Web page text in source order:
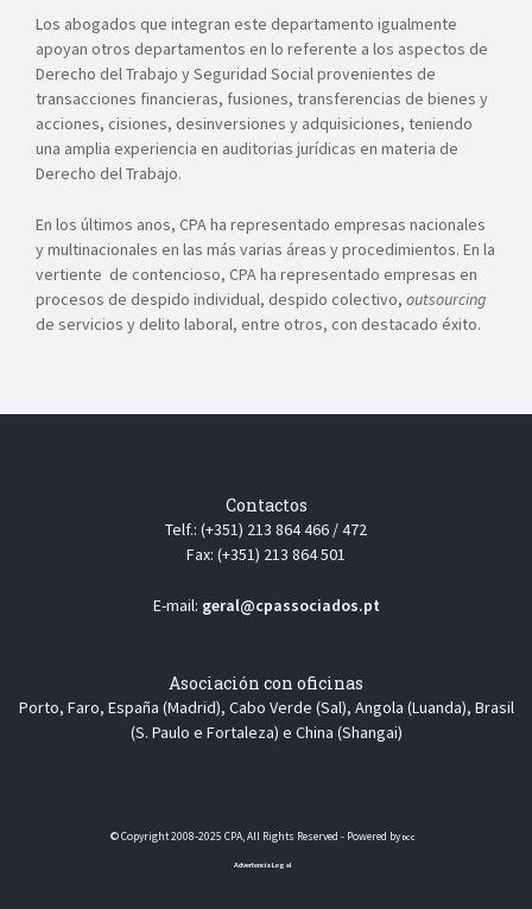
Los abogados que integran este departamento igualmente
apoyan otros departamentos en lo referente a los aspectos de
Derecho del Trabajo y Seguridad Social provenientes de
transacciones financieras, fusiones, transferencias de bienes y
acciones, cisiones, desinversiones y adquisiciones, teniendo
una amplia experiencia en auditorias jurídicas en materia de
Derecho del Trabajo.
En los últimos anos, CPA ha representado empresas nacionales
y multinacionales en las más varias áreas y procedimientos. En la
vertiente de contencioso, CPA ha representado empresas en
procesos de despido individual, despido colectivo, outsourcing
de servicios y delito laboral, entre otros, con destacado éxito.
Contactos
Telf.: (+351) 213 864 466 / 472
Fax: (+351) 213 864 501
E-mail: geral@cpassociados.pt
Asociación con oficinas
Porto, Faro, España (Madrid), Cabo Verde (Sal), Angola (Luanda), Brasil
(S. Paulo e Fortaleza) e China (Shangai)
© Copyright 2008-2025 CPA, All Rights Reserved - Powered byDCC
Advertencia Legal